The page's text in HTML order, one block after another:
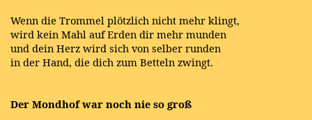
Wenn die Trommel plötzlich nicht mehr klingt,
wird kein Mahl auf Erden dir mehr munden
und dein Herz wird sich von selber runden
in der Hand, die dich zum Betteln zwingt.
Der Mondhof war noch nie so groß